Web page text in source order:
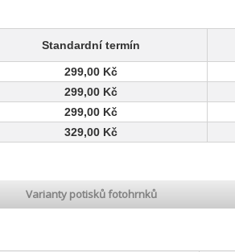
Standardní termín
299,00 Kč
299,00 Kč
299,00 Kč
329,00 Kč
Varianty potisků fotohrnků